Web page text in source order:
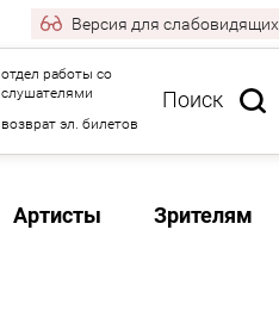
Версия для слабовидящих
Поиск
отдел работы со
слушателями
возврат эл. билетов
Артисты Зрителям